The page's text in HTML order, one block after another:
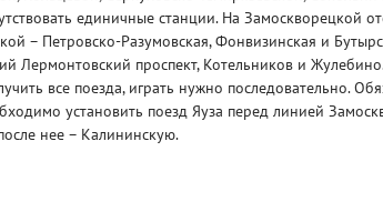
единичные станции. На Замоскворецкой
– Петровско-Разумовская, Фонвизинская и
Лермонтовский проспект, Котельников и
все поезда, играть нужно последовательно.
установить поезд Яуза перед линией
нее – Калининскую.